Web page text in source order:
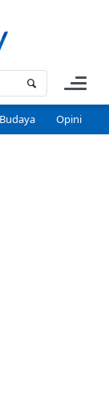
Budaya Opini